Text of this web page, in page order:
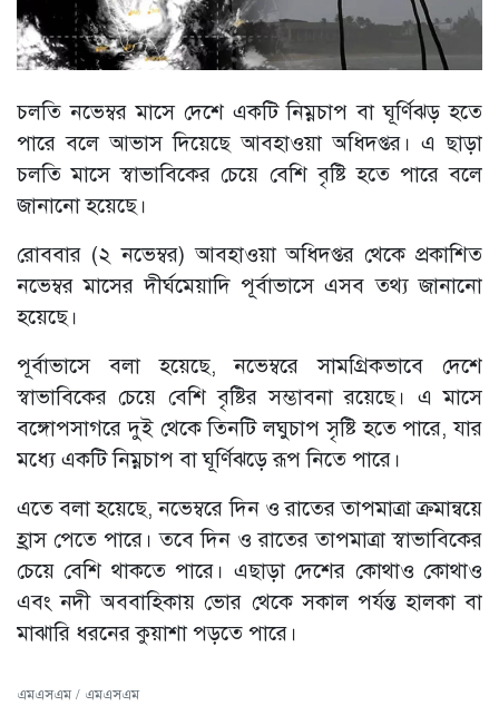
চলতি নভেম্বর মাসে দেশে একটি নিম্নচাপ বা ঘূর্ণিঝড় হতে
পারে বলে আভাস দিয়েছে আবহাওয়া অধিদপ্তর। এ ছাড়া
চলতি মাসে স্বাভাবিকের চেয়ে বেশি বৃষ্টি হতে পারে বলে
জানানো হয়েছে।
রোববার (২ নভেম্বর) আবহাওয়া অধিদপ্তর থেকে প্রকাশিত
নভেম্বর মাসের দীর্ঘমেয়াদি পূর্বাভাসে এসব তথ্য জানানো
হয়েছে।
পূর্বাভাসে বলা হয়েছে, নভেম্বরে সামগ্রিকভাবে দেশে
স্বাভাবিকের চেয়ে বেশি বৃষ্টির সম্ভাবনা রয়েছে। এ মাসে
বঙ্গোপসাগরে দুই থেকে তিনটি লঘুচাপ সৃষ্টি হতে পারে, যার
মধ্যে একটি নিম্নচাপ বা ঘূর্ণিঝড়ে রূপ নিতে পারে।
এতে বলা হয়েছে, নভেম্বরে দিন ও রাতের তাপমাত্রা ক্রমান্বয়ে
হ্রাস পেতে পারে। তবে দিন ও রাতের তাপমাত্রা স্বাভাবিকের
চেয়ে বেশি থাকতে পারে। এছাড়া দেশের কোথাও কোথাও
এবং নদী অববাহিকায় ভোর থেকে সকাল পর্যন্ত হালকা বা
মাঝারি ধরনের কুয়াশা পড়তে পারে।
এমএসএম / এমএসএম